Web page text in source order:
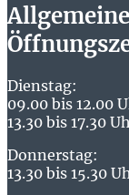
Allgemeine
Dienstag:
09.00 bis 12.00
13.30 bis 17.30
Donnerstag:
13.30 bis 15.30